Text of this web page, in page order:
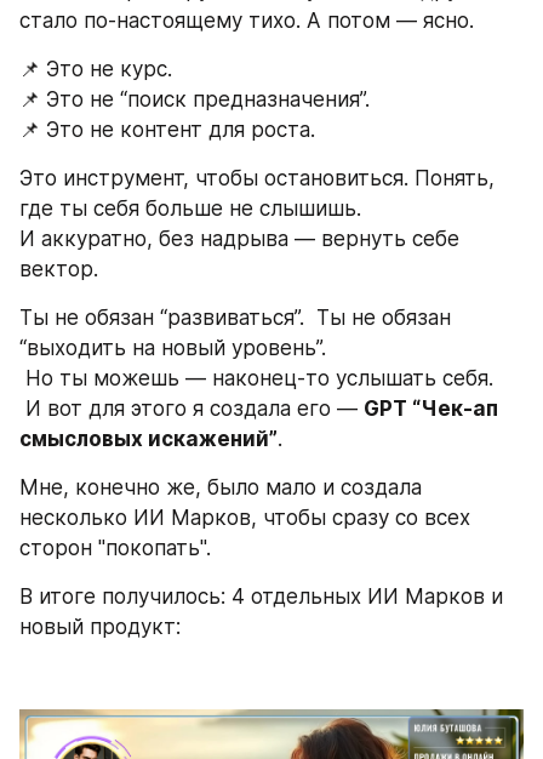
стало по-настоящему тихо. А потом — ясно.
📌 Это не курс.
📌 Это не “поиск предназначения”.
📌 Это не контент для роста.
Это инструмент, чтобы остановиться. Понять,
где ты себя больше не слышишь.
И аккуратно, без надрыва — вернуть себе
вектор.
Ты не обязан “развиваться”.  Ты не обязан
“выходить на новый уровень”.
Но ты можешь — наконец-то услышать себя.
И вот для этого я создала его — GPT “Чек-ап
смысловых искажений”.
Мне, конечно же, было мало и создала
несколько ИИ Марков, чтобы сразу со всех
сторон "покопать".
В итоге получилось: 4 отдельных ИИ Марков и
новый продукт: